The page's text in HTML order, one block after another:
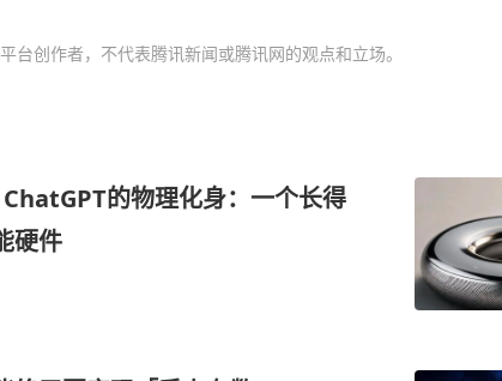
台创作者，不代表腾讯新闻或腾讯网的观点和立场。
的物理化身：一个长得
硬件